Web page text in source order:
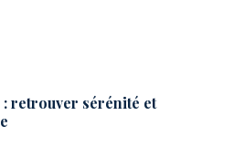
retrouver sérénité et